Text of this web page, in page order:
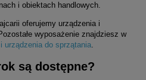
i obiektach handlowych.
oferujemy urządzenia i
wyposażenie znajdziesz w
urządzenia do sprzątania.
są dostępne?